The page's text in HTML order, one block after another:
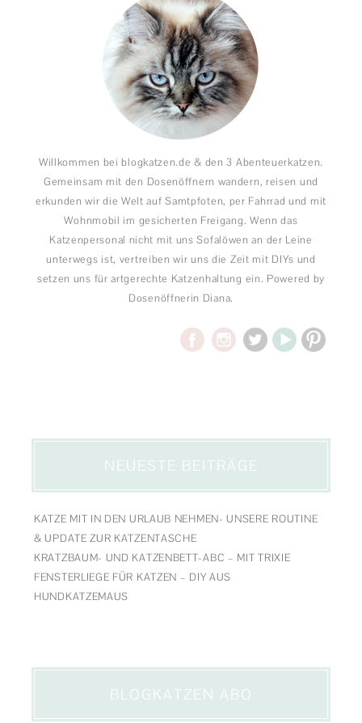
Willkommen bei blogkatzen.de & den 3 Abenteuerkatzen.
Gemeinsam mit den Dosenöffnern wandern, reisen und
erkunden wir die Welt auf Samtpfoten, per Fahrrad und mit
Wohnmobil im gesicherten Freigang. Wenn das
Katzenpersonal nicht mit uns Sofalöwen an der Leine
unterwegs ist, vertreiben wir uns die Zeit mit DIYs und
setzen uns für artgerechte Katzenhaltung ein. Powered by
Dosenöffnerin Diana.
NEUESTE BEITRÄGE
KATZE MIT IN DEN URLAUB NEHMEN- UNSERE ROUTINE
& UPDATE ZUR KATZENTASCHE
KRATZBAUM- UND KATZENBETT-ABC – MIT TRIXIE
FENSTERLIEGE FÜR KATZEN – DIY AUS
HUNDKATZEMAUS
BLOGKATZEN ABO